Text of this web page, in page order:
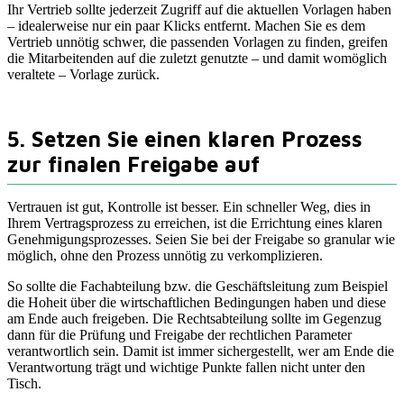
Ihr Vertrieb sollte jederzeit Zugriff auf die aktuellen Vorlagen haben
– idealerweise nur ein paar Klicks entfernt. Machen Sie es dem
Vertrieb unnötig schwer, die passenden Vorlagen zu finden, greifen
die Mitarbeitenden auf die zuletzt genutzte – und damit womöglich
veraltete – Vorlage zurück.
5. Setzen Sie einen klaren Prozess
zur finalen Freigabe auf
Vertrauen ist gut, Kontrolle ist besser. Ein schneller Weg, dies in
Ihrem Vertragsprozess zu erreichen, ist die Errichtung eines klaren
Genehmigungsprozesses. Seien Sie bei der Freigabe so granular wie
möglich, ohne den Prozess unnötig zu verkomplizieren.
So sollte die Fachabteilung bzw. die Geschäftsleitung zum Beispiel
die Hoheit über die wirtschaftlichen Bedingungen haben und diese
am Ende auch freigeben. Die Rechtsabteilung sollte im Gegenzug
dann für die Prüfung und Freigabe der rechtlichen Parameter
verantwortlich sein. Damit ist immer sichergestellt, wer am Ende die
Verantwortung trägt und wichtige Punkte fallen nicht unter den
Tisch.